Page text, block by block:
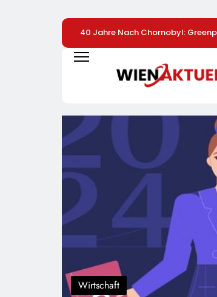
40 Jahre Nach Chornobyl:
Unterstützung Bei Wiederaufbau
Greenpeace-Report Dokumentiert
Drohnenangriffs
Wirtschaft